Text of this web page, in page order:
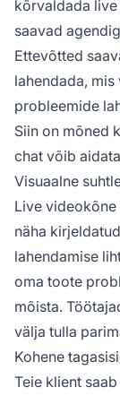
kõrvaldada
saavad
Ettevõtted
lahendada,
probleemide
Siin on mõned
chat võib
Visuaalne
Live
näha
lahendamise
oma toote
mõista.
välja tulla
Kohene
Teie klient